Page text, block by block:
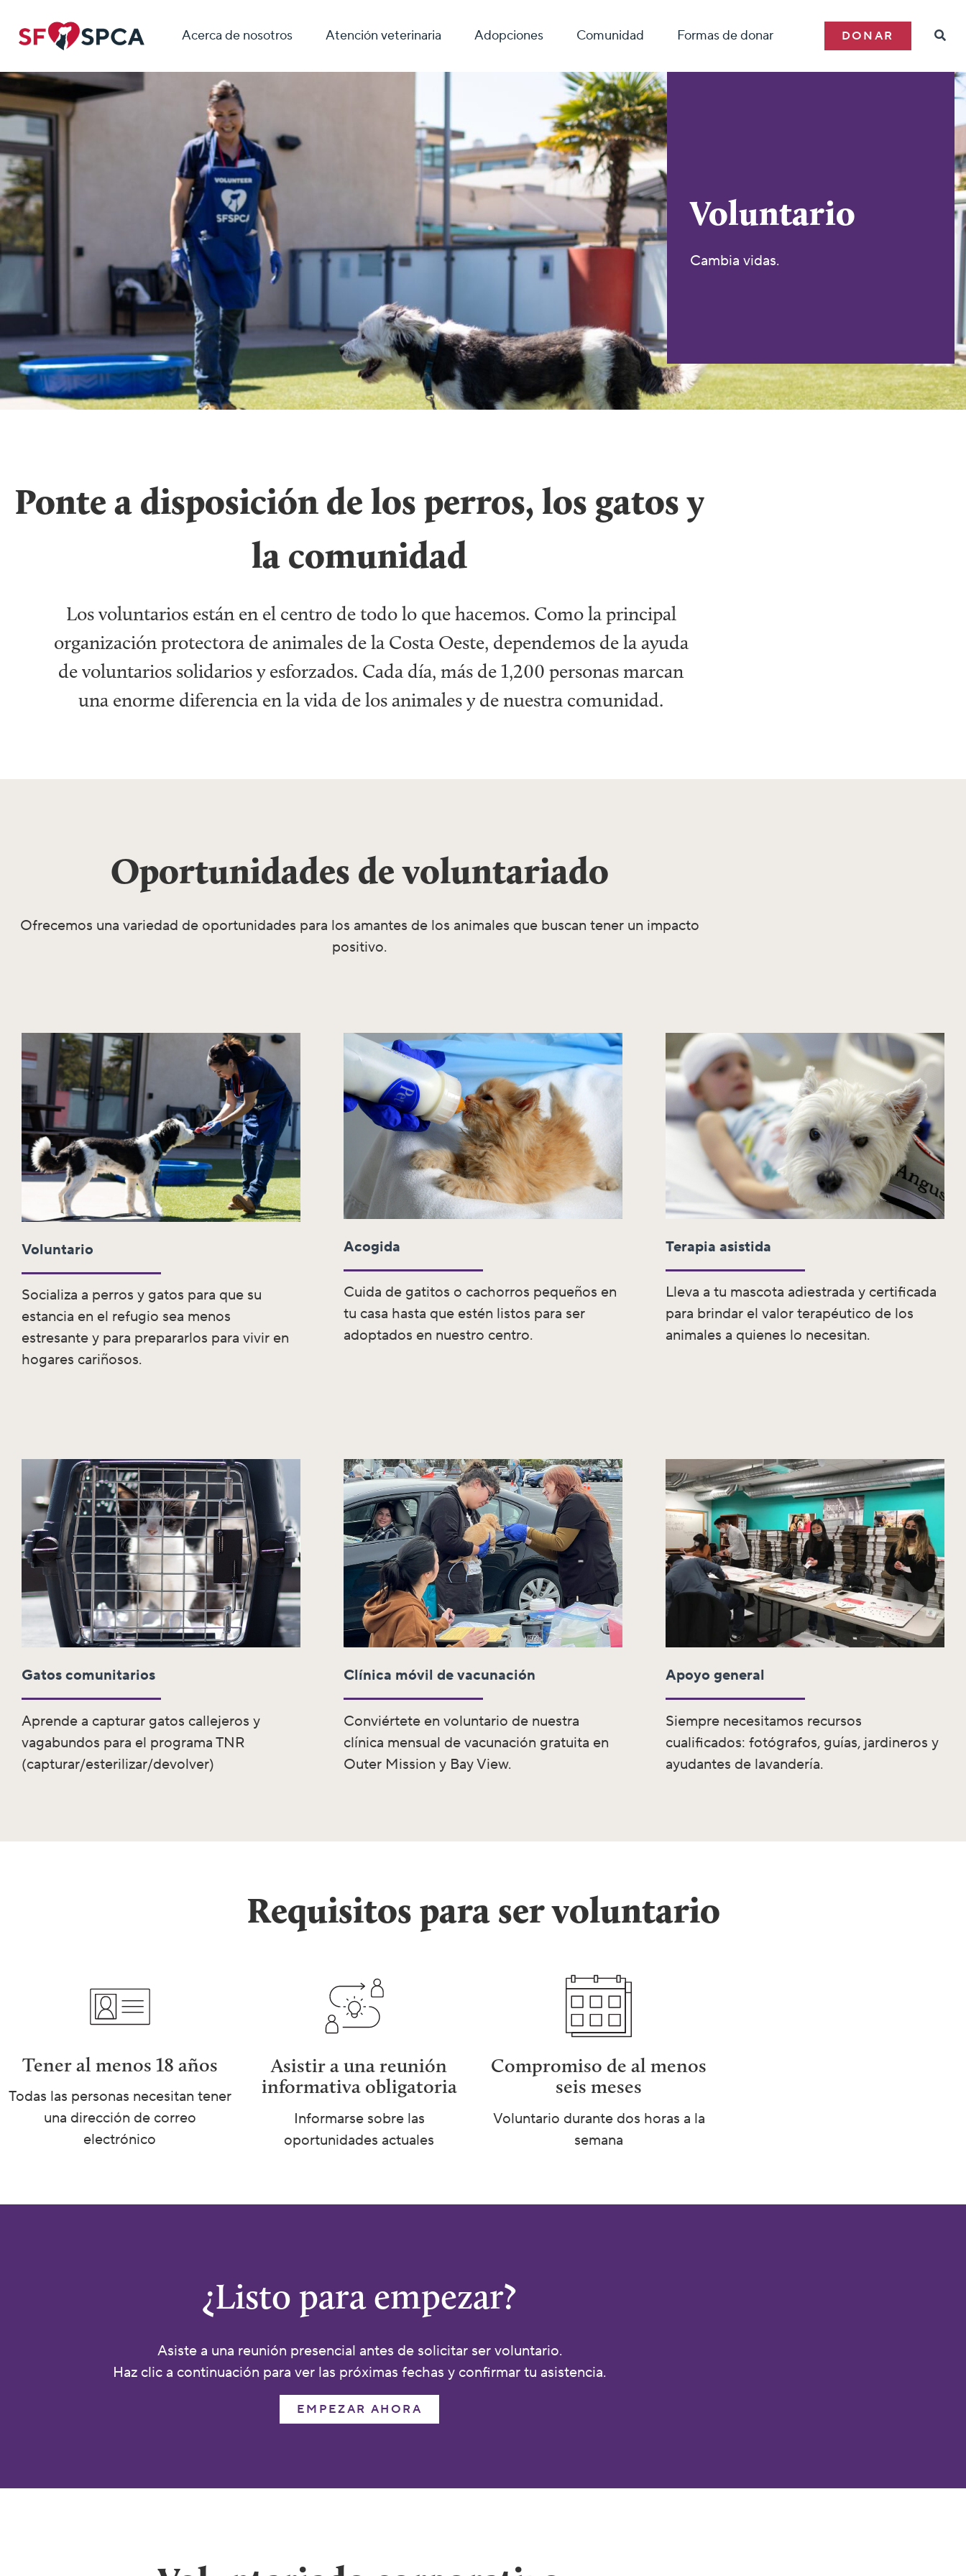
Acerca de nosotros Atención veterinaria Adopciones Comunidad Formas de donar DONAR
Voluntario
Cambia vidas.
Ponte a disposición de los perros, los gatos y
la comunidad
Los voluntarios están en el centro de todo lo que hacemos. Como la principal
organización protectora de animales de la Costa Oeste, dependemos de la ayuda
de voluntarios solidarios y esforzados. Cada día, más de 1,200 personas marcan
una enorme diferencia en la vida de los animales y de nuestra comunidad.
Oportunidades de voluntariado
Ofrecemos una variedad de oportunidades para los amantes de los animales que buscan tener un impacto
positivo.
Voluntario
Socializa a perros y gatos para que su
estancia en el refugio sea menos
estresante y para prepararlos para vivir en
hogares cariñosos.
Acogida
Cuida de gatitos o cachorros pequeños en
tu casa hasta que estén listos para ser
adoptados en nuestro centro.
Terapia asistida
Lleva a tu mascota adiestrada y certificada
para brindar el valor terapéutico de los
animales a quienes lo necesitan.
Gatos comunitarios
Aprende a capturar gatos callejeros y
vagabundos para el programa TNR
(capturar/esterilizar/devolver)
Clínica móvil de vacunación
Conviértete en voluntario de nuestra
clínica mensual de vacunación gratuita en
Outer Mission y Bay View.
Apoyo general
Siempre necesitamos recursos
cualificados: fotógrafos, guías, jardineros y
ayudantes de lavandería.
Requisitos para ser voluntario
Tener al menos 18 años
Todas las personas necesitan tener
una dirección de correo
electrónico
Asistir a una reunión
informativa obligatoria
Informarse sobre las
oportunidades actuales
Compromiso de al menos
seis meses
Voluntario durante dos horas a la
semana
¿Listo para empezar?
Asiste a una reunión presencial antes de solicitar ser voluntario.
Haz clic a continuación para ver las próximas fechas y confirmar tu asistencia.
EMPEZAR AHORA